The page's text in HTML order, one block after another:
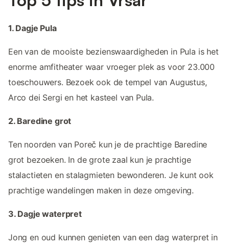
1. Dagje Pula
Een van de mooiste bezienswaardigheden in Pula is het
enorme amfitheater waar vroeger plek as voor 23.000
toeschouwers. Bezoek ook de tempel van Augustus,
Arco dei Sergi en het kasteel van Pula.
2. Baredine grot
Ten noorden van Poreč kun je de prachtige Baredine
grot bezoeken. In de grote zaal kun je prachtige
stalactieten en stalagmieten bewonderen. Je kunt ook
prachtige wandelingen maken in deze omgeving.
3. Dagje waterpret
Jong en oud kunnen genieten van een dag waterpret in